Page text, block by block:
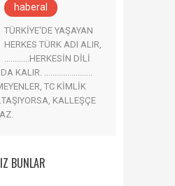
haberal
TÜRKİYE'DE YAŞAYAN
HERKES TÜRK ADI ALIR,
............HERKESİN DİLİ
KALIR. .......................
TC KİMLİK
KALLEŞÇE
BUNLAR